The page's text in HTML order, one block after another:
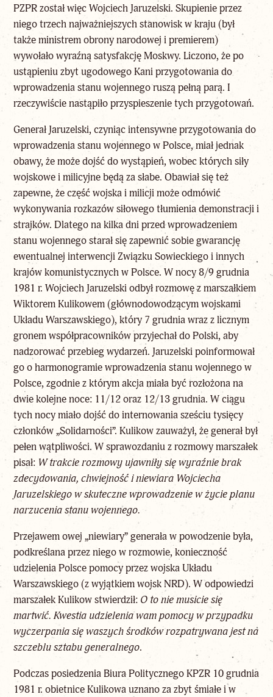
PZPR został więc Wojciech Jaruzelski. Skupienie przez
niego trzech najważniejszych stanowisk w kraju (był
także ministrem obrony narodowej i premierem)
wywołało wyraźną satysfakcję Moskwy. Liczono, że po
ustąpieniu zbyt ugodowego Kani przygotowania do
wprowadzenia stanu wojennego ruszą pełną parą. I
rzeczywiście nastąpiło przyspieszenie tych przygotowań.
Generał Jaruzelski, czyniąc intensywne przygotowania do
wprowadzenia stanu wojennego w Polsce, miał jednak
obawy, że może dojść do wystąpień, wobec których siły
wojskowe i milicyjne będą za słabe. Obawiał się też
zapewne, że część wojska i milicji może odmówić
wykonywania rozkazów siłowego tłumienia demonstracji i
strajków. Dlatego na kilka dni przed wprowadzeniem
stanu wojennego starał się zapewnić sobie gwarancję
ewentualnej interwencji Związku Sowieckiego i innych
krajów komunistycznych w Polsce. W nocy 8/9 grudnia
1981 r. Wojciech Jaruzelski odbył rozmowę z marszałkiem
Wiktorem Kulikowem (głównodowodzącym wojskami
Układu Warszawskiego), który 7 grudnia wraz z licznym
gronem współpracowników przyjechał do Polski, aby
nadzorować przebieg wydarzeń. Jaruzelski poinformował
go o harmonogramie wprowadzenia stanu wojennego w
Polsce, zgodnie z którym akcja miała być rozłożona na
dwie kolejne noce: 11/12 oraz 12/13 grudnia. W ciągu
tych nocy miało dojść do internowania sześciu tysięcy
członków „Solidarności”. Kulikow zauważył, że generał był
pełen wątpliwości. W sprawozdaniu z rozmowy marszałek
pisał: W trakcie rozmowy ujawniły się wyraźnie brak
zdecydowania, chwiejność i niewiara Wojciecha
Jaruzelskiego w skuteczne wprowadzenie w życie planu
narzucenia stanu wojennego.
Przejawem owej „niewiary” generała w powodzenie była,
podkreślana przez niego w rozmowie, konieczność
udzielenia Polsce pomocy przez wojska Układu
Warszawskiego (z wyjątkiem wojsk NRD). W odpowiedzi
marszałek Kulikow stwierdził: O to nie musicie się
martwić. Kwestia udzielenia wam pomocy w przypadku
wyczerpania się waszych środków rozpatrywana jest na
szczeblu sztabu generalnego.
Podczas posiedzenia Biura Politycznego KPZR 10 grudnia
1981 r. obietnice Kulikowa uznano za zbyt śmiałe i w